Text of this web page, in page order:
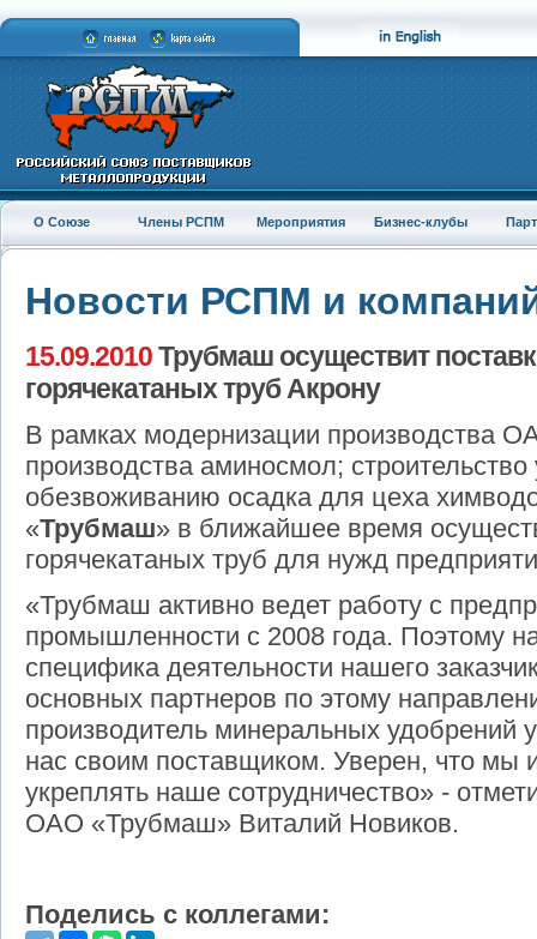
О Союзе Члены РСПМ Мероприятия Бизнес-клубы
Новости РСПМ и
15.09.2010Трубмаш осуществит
горячекатаных труб Акрону
В рамках модернизации производства
производства аминосмол; строительство
обезвоживанию осадка для цеха
«Трубмаш» в ближайшее время
горячекатаных труб для нужд
«Трубмаш активно ведет работу с
промышленности с 2008 года. Поэтому
специфика деятельности нашего
основных партнеров по этому
производитель минеральных удобрений
нас своим поставщиком. Уверен, что мы
укреплять наше сотрудничество» -
ОАО «Трубмаш» Виталий Новиков.
Поделись с коллегами: